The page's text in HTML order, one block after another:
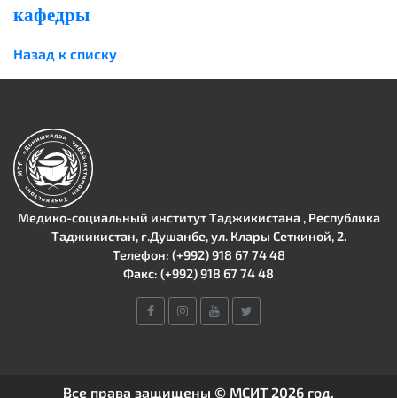
кафедры
Назад к списку
Медико-социальный институт Таджикистана , Республика
Таджикистан, г.Душанбе, ул. Клары Сеткиной, 2.
Телефон: (+992) 918 67 74 48
Факс: (+992) 918 67 74 48
Все права защищены © МСИТ 2026 год.